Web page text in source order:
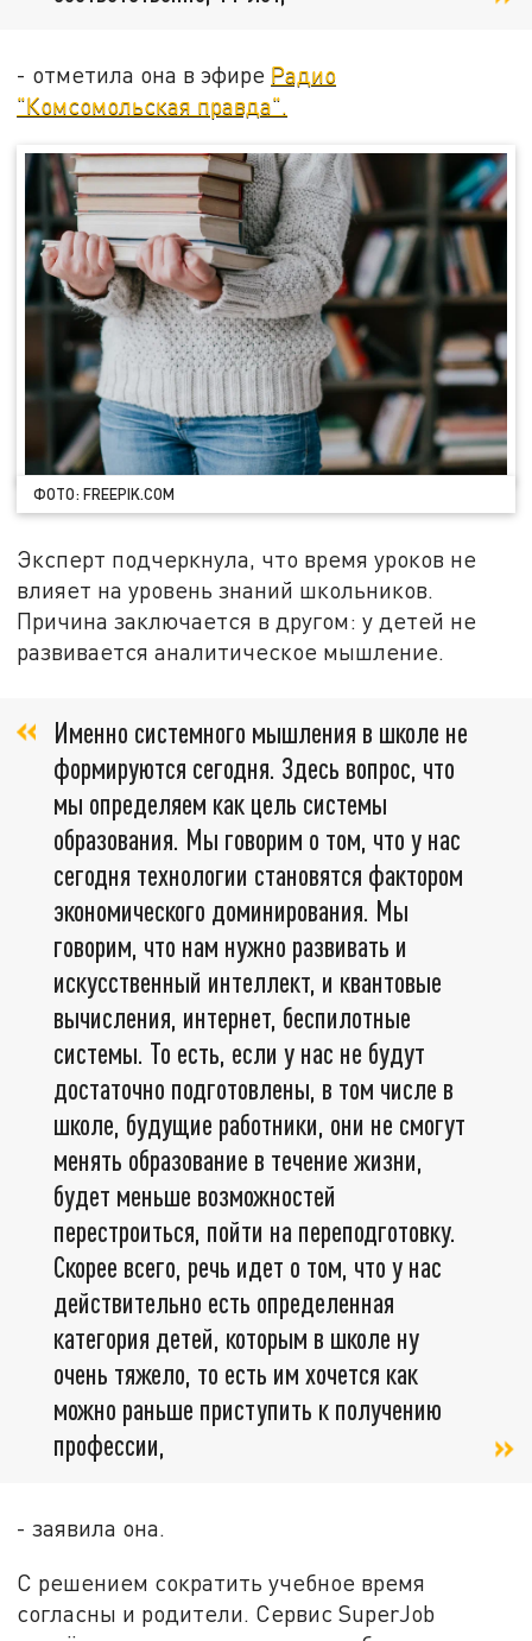
- отметила она в эфире Радио
"Комсомольская правда".
ФОТО: FREEPIK.COM
Эксперт подчеркнула, что время уроков не
влияет на уровень знаний школьников.
Причина заключается в другом: у детей не
развивается аналитическое мышление.
Именно системного мышления в школе не
формируются сегодня. Здесь вопрос, что
мы определяем как цель системы
образования. Мы говорим о том, что у нас
сегодня технологии становятся фактором
экономического доминирования. Мы
говорим, что нам нужно развивать и
искусственный интеллект, и квантовые
вычисления, интернет, беспилотные
системы. То есть, если у нас не будут
достаточно подготовлены, в том числе в
школе, будущие работники, они не смогут
менять образование в течение жизни,
будет меньше возможностей
перестроиться, пойти на переподготовку.
Скорее всего, речь идет о том, что у нас
действительно есть определенная
категория детей, которым в школе ну
очень тяжело, то есть им хочется как
можно раньше приступить к получению
профессии,
- заявила она.
С решением сократить учебное время
согласны и родители. Сервис SuperJob